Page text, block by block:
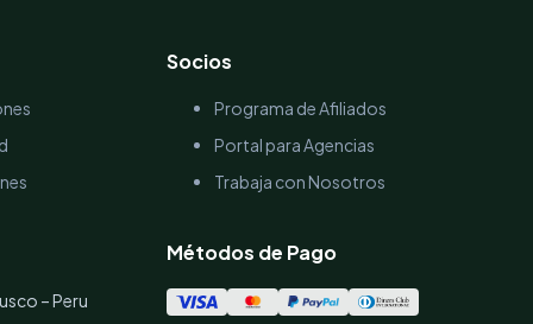
– Peru
Socios
Programa de Afiliados
Portal para Agencias
Trabaja con Nosotros
Métodos de Pago